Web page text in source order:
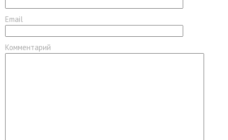
Email
Комментарий